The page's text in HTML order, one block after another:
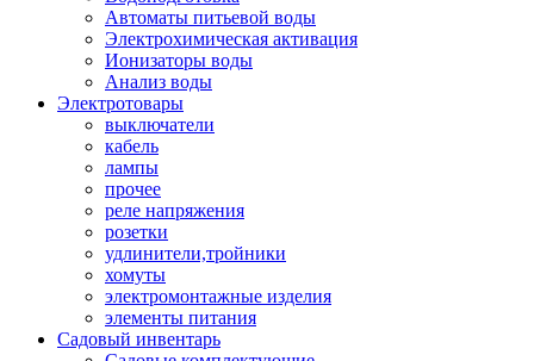
Автоматы питьевой воды
Электрохимическая активация
Ионизаторы воды
Анализ воды
Электротовары
выключатели
кабель
лампы
прочее
реле напряжения
розетки
удлинители,тройники
хомуты
электромонтажные изделия
элементы питания
Садовый инвентарь